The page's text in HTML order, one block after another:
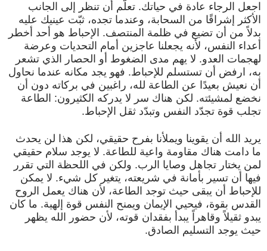
اجعل الرجاء عادة في حياتك. تعلّم أن تنظر إلى الجانب
الأكثر إشراقًا من السحابة، وعندما تجده، ثبّت عينيك عليه
بدلاً من أن تضيع في ظلمة المنتصف. الإحباط هو أحد أخطر
أعداء النفس، لأنه يجعلنا عاجزين أمام التحديات وعرضة
لهجمات العدو. لا يهم مدى الضغوط أو الحصار الذي تشعر
به، ارفض أن تستسلم للإحباط. فهو يجد مكانه عندما نحاول
أن نعيش بعيدًا عن الطاعة لله، راغبين في بركاته دون أن
نخضع لمشيئته. لكن هناك سر لا يدركه الكثيرون: الطاعة
تجلب قوة تجدّد النفس وتبدّد ثقل الإحباط.
يريد الله أن يقوينا ويملأنا بفرح حقيقي، لكن هذا لن يحدث
ما دامت هناك مقاومة واعية للطاعة. لا يوجد سلام حقيقي
لمن يختار تجاهل وصايا الرب. ولكن في اللحظة التي تقرر
فيها أن تسير بأمانة في شريعته، يتغير كل شيء. لا يمكن
للإحباط أن يبقى حيث توجد الطاعة، لأن هناك يعمل الروح
القدس بقوة، فيحيي الإيمان ويمنح النفس قوة إلهية. ما كان
يبدو ثقيلاً وقاهراً يبدأ بفقدان قوته، لأن حضور الله يظهر
حيث يوجد التسليم الصادق.